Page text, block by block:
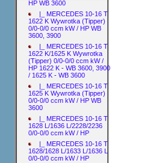
HP WB 3600
|_ MERCEDES 10-16 T
1622 K Wywrotka (Tipper)
0/0-0/0 ccm kW / HP WB
3600, 3900
|_ MERCEDES 10-16 T
1622 K/1625 K Wywrotka
(Tipper) 0/0-0/0 ccm kW /
HP 1622 K - WB 3600, 3900
/ 1625 K - WB 3600
|_ MERCEDES 10-16 T
1625 K Wywrotka (Tipper)
0/0-0/0 ccm kW / HP WB
3600
|_ MERCEDES 10-16 T
1628 L/1636 L/2228/2236
0/0-0/0 ccm kW / HP
|_ MERCEDES 10-16 T
1628/1628 L/1633 L/1636 L
0/0-0/0 ccm kW / HP